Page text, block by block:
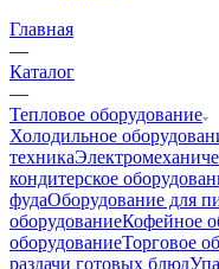
Главная
—
Каталог
—
Тепловое оборудование
Холодильное
техника
кондитерское
фудаОборудование для
оборудованиеКофейное
оборудованиеТорговое
раздачи готовых блюд